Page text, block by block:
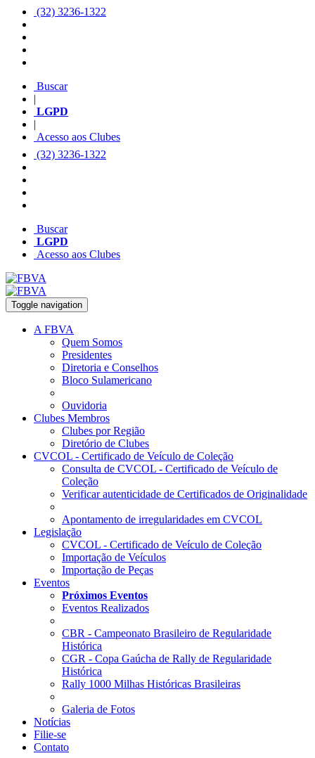
(32) 3236-1322
Buscar
|
LGPD
|
Acesso aos Clubes
(32) 3236-1322
Buscar
LGPD
Acesso aos Clubes
Toggle navigation
A FBVA
Quem Somos
Presidentes
Diretoria e Conselhos
Bloco Sulamericano
Ouvidoria
Clubes Membros
Clubes por Região
Diretório de Clubes
CVCOL - Certificado de Veículo de Coleção
Consulta de CVCOL - Certificado de Veículo de
Coleção
Verificar autenticidade de Certificados de Originalidade
Apontamento de irregularidades em CVCOL
Legislação
CVCOL - Certificado de Veículo de Coleção
Importação de Veículos
Importação de Peças
Eventos
Próximos Eventos
Eventos Realizados
CBR - Campeonato Brasileiro de Regularidade
Histórica
CGR - Copa Gaúcha de Rally de Regularidade
Histórica
Rally 1000 Milhas Históricas Brasileiras
Galeria de Fotos
Notícias
Filie-se
Contato